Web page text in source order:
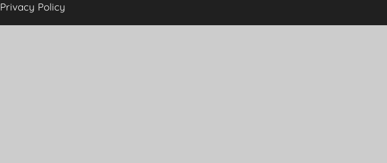
Privacy Policy